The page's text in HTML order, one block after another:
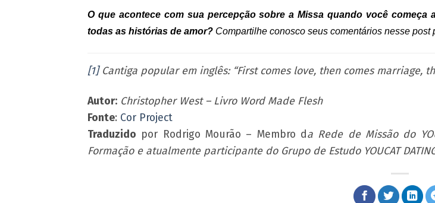
O que acontece com sua percepção sobre a Missa quando você
todas as histórias de amor? Compartilhe conosco seus comentários nesse
[1]Cantiga popular em inglês: “First comes love, then comes marriage,
Autor: Christopher West – Livro Word Made Flesh
Fonte: Cor Project
Traduzido por Rodrigo Mourão – Membro da Rede de Missão do
Formação e atualmente participante do Grupo de Estudo YOUCAT